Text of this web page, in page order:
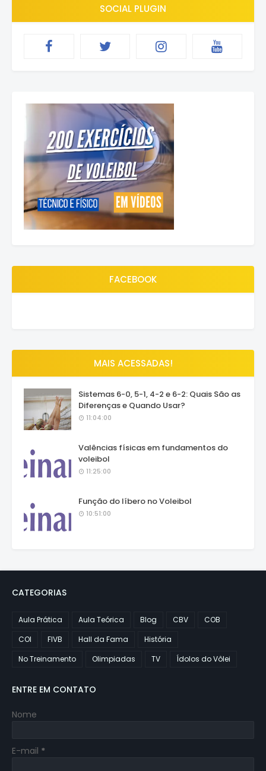
SOCIAL PLUGIN
FACEBOOK
MAIS ACESSADAS!
Sistemas 6-0, 5-1, 4-2 e 6-2: Quais São as
Diferenças e Quando Usar?
11:04:00
Valências físicas em fundamentos do
voleibol
11:25:00
Função do líbero no Voleibol
10:51:00
CATEGORIAS
Aula Prática Aula Teórica Blog CBV
COB
COI
FIVB Hall da Fama
História
No Treinamento
Olimpiadas TV Ídolos do Vôlei
ENTRE EM CONTATO
Nome
E-mail *